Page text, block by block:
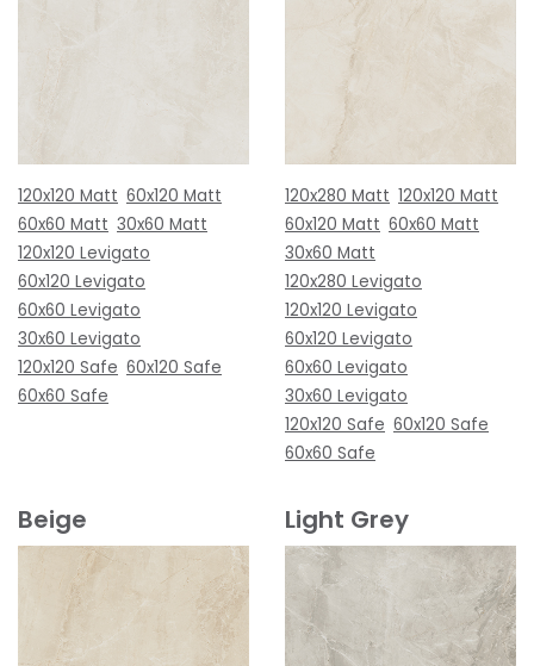
120x120 Matt 60x120 Matt
60x60 Matt 30x60 Matt
120x120 Levigato
60x120 Levigato
60x60 Levigato
30x60 Levigato
120x120 Safe 60x120 Safe
60x60 Safe
120x280 Matt 120x120 Matt
60x120 Matt 60x60 Matt
30x60 Matt
120x280 Levigato
120x120 Levigato
60x120 Levigato
60x60 Levigato
30x60 Levigato
120x120 Safe 60x120 Safe
60x60 Safe
Beige Light Grey